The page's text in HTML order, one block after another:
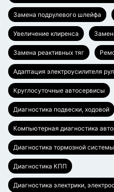
Замена подрулевого шлейфа
Увеличение клиренса
Замена реактивных тяг
Адаптация электроусилителя
Круглосуточные автосервисы
Диагностика подвески, ходовой
Компьютерная диагностика
Диагностика тормозной системы
Диагностика КПП
Диагностика электрики,